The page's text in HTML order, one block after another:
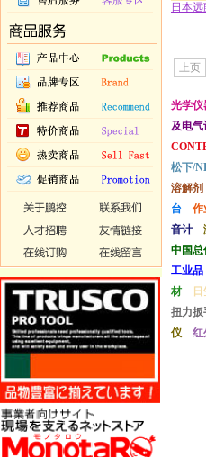
日本
上页
光学仪
及电气
松下/
溶解剂
台
作
音计
中国总
工业品
材
扭力扳
仪
红